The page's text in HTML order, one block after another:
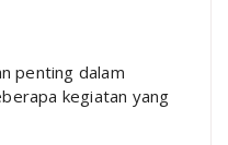
penting dalam
kegiatan yang